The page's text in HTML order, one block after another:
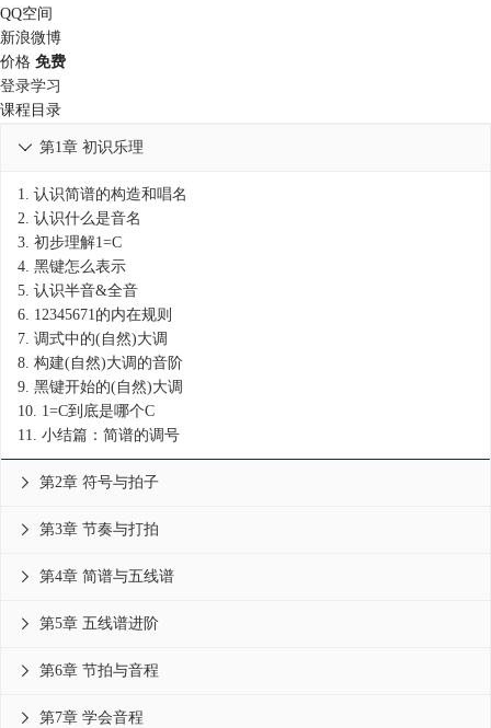
QQ空间
新浪微博
价格 免费
登录学习
课程目录
第1章 初识乐理

1. 认识简谱的构造和唱名
2. 认识什么是音名
3. 初步理解1=C
4. 黑键怎么表示
5. 认识半音&全音
6. 12345671的内在规则
7. 调式中的(自然)大调
8. 构建(自然)大调的音阶
9. 黑键开始的(自然)大调
10. 1=C到底是哪个C
11. 小结篇：简谱的调号
第2章 符号与拍子

第3章 节奏与打拍

第4章 简谱与五线谱

第5章 五线谱进阶

第6章 节拍与音程

第7章 学会音程
